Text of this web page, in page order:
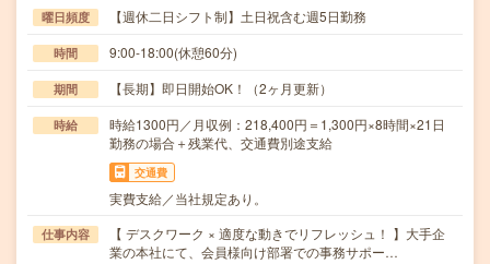
曜日頻度 【週休二日シフト制】土日祝含む週5日勤務
時間 9:00-18:00(休憩60分)
期間 【長期】即日開始OK！（2ヶ月更新）
時給
時給1300円／月収例：218,400円＝1,300円×8時間×21日
勤務の場合＋残業代、交通費別途支給
交通費
実費支給／当社規定あり。
仕事内容
【 デスクワーク × 適度な動きでリフレッシュ！ 】大手企
業の本社にて、会員様向け部署での事務サポー…